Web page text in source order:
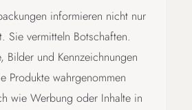
informieren nicht nur
Sie vermitteln Botschaften.
Bilder und Kennzeichnungen
Produkte wahrgenommen
wie Werbung oder Inhalte in